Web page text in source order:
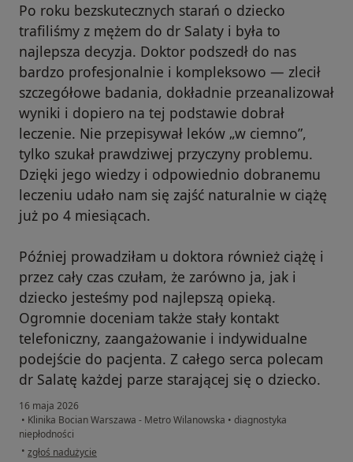
Po roku bezskutecznych starań o dziecko
trafiliśmy z mężem do dr Salaty i była to
najlepsza decyzja. Doktor podszedł do nas
bardzo profesjonalnie i kompleksowo — zlecił
szczegółowe badania, dokładnie przeanalizował
wyniki i dopiero na tej podstawie dobrał
leczenie. Nie przepisywał leków „w ciemno”,
tylko szukał prawdziwej przyczyny problemu.
Dzięki jego wiedzy i odpowiednio dobranemu
leczeniu udało nam się zajść naturalnie w ciążę
już po 4 miesiącach.
Później prowadziłam u doktora również ciążę i
przez cały czas czułam, że zarówno ja, jak i
dziecko jesteśmy pod najlepszą opieką.
Ogromnie doceniam także stały kontakt
telefoniczny, zaangażowanie i indywidualne
podejście do pacjenta. Z całego serca polecam
dr Salatę każdej parze starającej się o dziecko.
16 maja 2026
• Klinika Bocian Warszawa - Metro Wilanowska • diagnostyka
niepłodności
• w opinii użytkownika Beata
zgłoś nadużycie